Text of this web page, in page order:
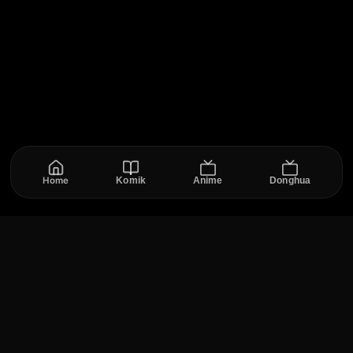
Home Komik Anime Donghua